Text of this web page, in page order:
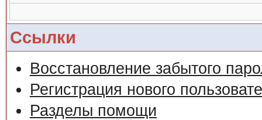
Ссылки
Восстановление забытого
Регистрация нового
Разделы помощи